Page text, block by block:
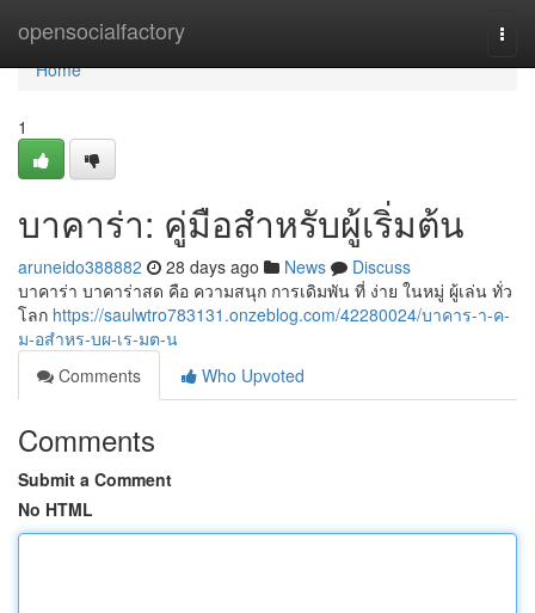
opensocialfactory
Home
Home
1
บาคาร่า: คู่มือสำหรับผู้เริ่มต้น
aruneido388882 28 days ago News
Discuss
บาคาร่า บาคาร่าสด คือ ความสนุก การเดิมพัน ที่ ง่าย ในหมู่ ผู้เล่น ทั่ว
โลก https://saulwtro783131.onzeblog.com/42280024/บาคาร-า-ค-
ม-อสำหร-บผ-เร-มต-น
Comments
Who Upvoted
Comments
Submit a Comment
No HTML